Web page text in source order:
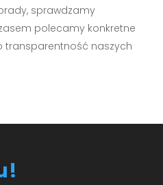
sprawdzamy
polecamy konkretne
transparentność naszych